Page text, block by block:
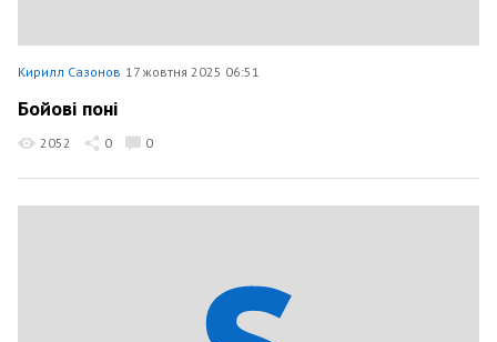
Кирилл Сазонов 17 жовтня 2025 06:51
Бойові поні
2052 0 0